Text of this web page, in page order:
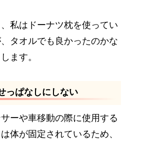
私はドーナツ枕を使ってい
タオルでも良かったのかな
ます。
っぱなしにしない
ーや車移動の際に使用する
体が固定されているため、